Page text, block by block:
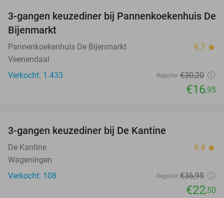
44%
3-gangen keuzediner bij Pannenkoekenhuis De
Bijenmarkt
Pannenkoekenhuis De Bijenmarkt 9.7 star
Veenendaal
Verkocht: 1.433
Regulier €30,20
€16,95
3-gangen keuzediner bij De Kantine
De Kantine 9.4 star
Wageningen
Verkocht: 108
Regulier €36,95
€22,50